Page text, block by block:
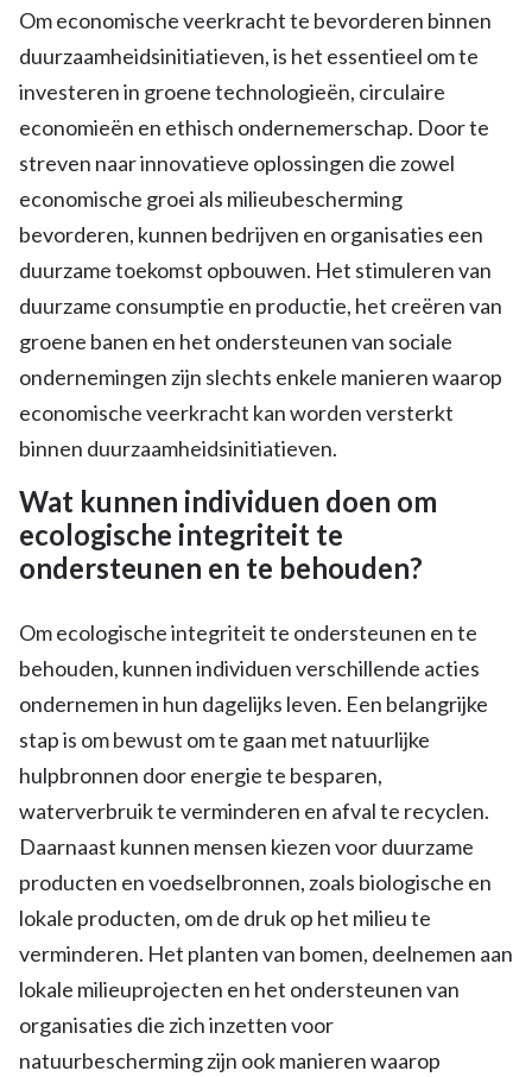
Om economische veerkracht te bevorderen binnen
duurzaamheidsinitiatieven, is het essentieel om te
investeren in groene technologieën, circulaire
economieën en ethisch ondernemerschap. Door te
streven naar innovatieve oplossingen die zowel
economische groei als milieubescherming
bevorderen, kunnen bedrijven en organisaties een
duurzame toekomst opbouwen. Het stimuleren van
duurzame consumptie en productie, het creëren van
groene banen en het ondersteunen van sociale
ondernemingen zijn slechts enkele manieren waarop
economische veerkracht kan worden versterkt
binnen duurzaamheidsinitiatieven.
Wat kunnen individuen doen om
ecologische integriteit te
ondersteunen en te behouden?
Om ecologische integriteit te ondersteunen en te
behouden, kunnen individuen verschillende acties
ondernemen in hun dagelijks leven. Een belangrijke
stap is om bewust om te gaan met natuurlijke
hulpbronnen door energie te besparen,
waterverbruik te verminderen en afval te recyclen.
Daarnaast kunnen mensen kiezen voor duurzame
producten en voedselbronnen, zoals biologische en
lokale producten, om de druk op het milieu te
verminderen. Het planten van bomen, deelnemen aan
lokale milieuprojecten en het ondersteunen van
organisaties die zich inzetten voor
natuurbescherming zijn ook manieren waarop